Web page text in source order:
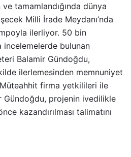
tamamlandığında dünya
Milli İrade Meydanı’nda
ilerliyor. 50 bin
bulunan
Balamir Gündoğdu,
ilerlemesinden memnuniyet
firma yetkilileri ile
Gündoğdu, projenin ivedilikle
kazandırılması talimatını